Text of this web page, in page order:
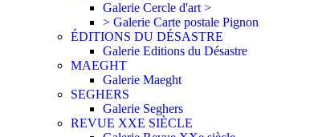
Galerie Cercle d'art >
> Galerie Carte postale Pignon
ÉDITIONS DU DÉSASTRE
Galerie Editions du Désastre
MAEGHT
Galerie Maeght
SEGHERS
Galerie Seghers
REVUE XXE SIÈCLE